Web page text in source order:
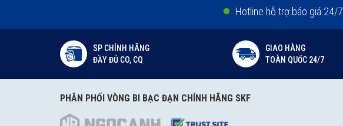
Hotline hỗ trợ báo giá 24/7
SP CHÍNH HÃNG
ĐẦY ĐỦ CO, CQ
GIAO HÀNG
TOÀN QUỐC 24/7
PHÂN PHỐI VÒNG BI BẠC ĐẠN CHÍNH HÃNG SKF